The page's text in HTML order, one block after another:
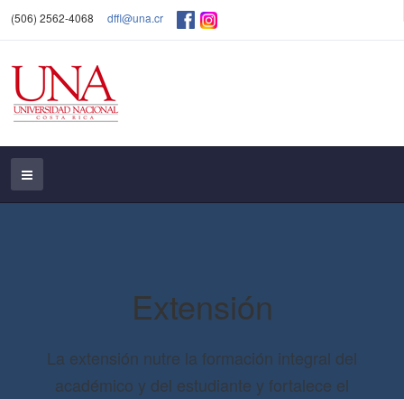
(506) 2562-4068 dffl@una.cr
Extensión
La extensión nutre la formación integral del
académico y del estudiante y fortalece el